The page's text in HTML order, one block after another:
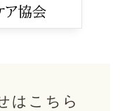
はこちら